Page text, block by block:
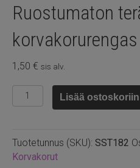
Ruostumaton
1,50 € sis alv.
Ruostumaton
teräs
2kpl
määrä
Lisää ostoskoriin
Tuotetunnus (SKU): SST182
Korvakorut